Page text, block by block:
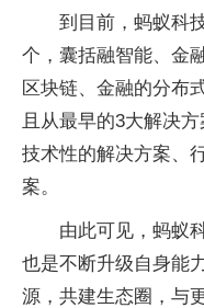
到目前，蚂蚁科
个，囊括融智能、金
区块链、金融的分布
且从最早的3大解决
技术性的解决方案、
案。
由此可见，蚂蚁
也是不断升级自身能
源，共建生态圈，与